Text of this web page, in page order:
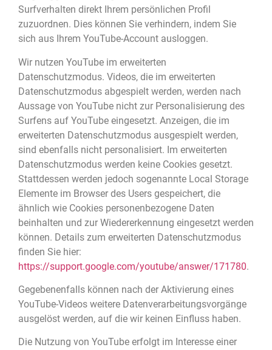
Surfverhalten direkt Ihrem persönlichen Profil
zuzuordnen. Dies können Sie verhindern, indem Sie
sich aus Ihrem YouTube-Account ausloggen.
Wir nutzen YouTube im erweiterten
Datenschutzmodus. Videos, die im erweiterten
Datenschutzmodus abgespielt werden, werden nach
Aussage von YouTube nicht zur Personalisierung des
Surfens auf YouTube eingesetzt. Anzeigen, die im
erweiterten Datenschutzmodus ausgespielt werden,
sind ebenfalls nicht personalisiert. Im erweiterten
Datenschutzmodus werden keine Cookies gesetzt.
Stattdessen werden jedoch sogenannte Local Storage
Elemente im Browser des Users gespeichert, die
ähnlich wie Cookies personenbezogene Daten
beinhalten und zur Wiedererkennung eingesetzt werden
können. Details zum erweiterten Datenschutzmodus
finden Sie hier:
https://support.google.com/youtube/answer/171780.
Gegebenenfalls können nach der Aktivierung eines
YouTube-Videos weitere Datenverarbeitungsvorgänge
ausgelöst werden, auf die wir keinen Einfluss haben.
Die Nutzung von YouTube erfolgt im Interesse einer